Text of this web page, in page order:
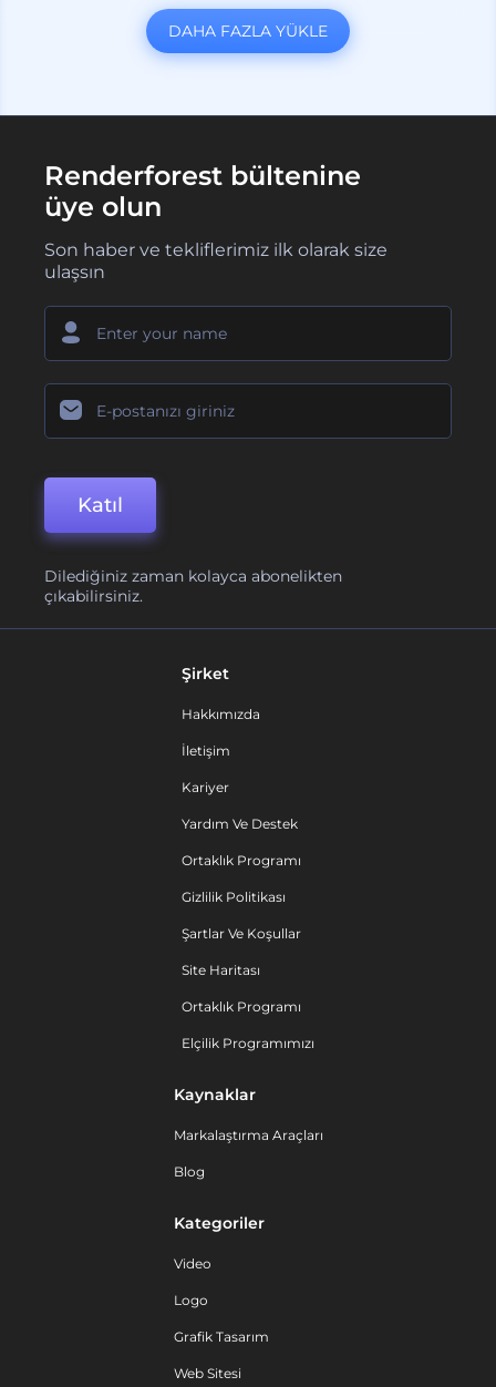
DAHA FAZLA YÜKLE
Renderforest bültenine
üye olun
Son haber ve tekliflerimiz ilk olarak size
ulaşsın
Katıl
Dilediğiniz zaman kolayca abonelikten
çıkabilirsiniz.
Şirket
Hakkımızda
İletişim
Kariyer
Yardım Ve Destek
Ortaklık Programı
Gizlilik Politikası
Şartlar Ve Koşullar
Site Haritası
Ortaklık Programı
Elçilik Programımızı
Kaynaklar
Markalaştırma Araçları
Blog
Kategoriler
Video
Logo
Grafik Tasarım
Web Sitesi